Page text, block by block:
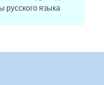
русского языка